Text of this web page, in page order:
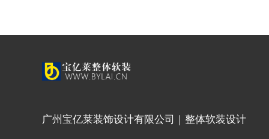
广州宝亿莱装饰设计有限公司｜整体软装设计